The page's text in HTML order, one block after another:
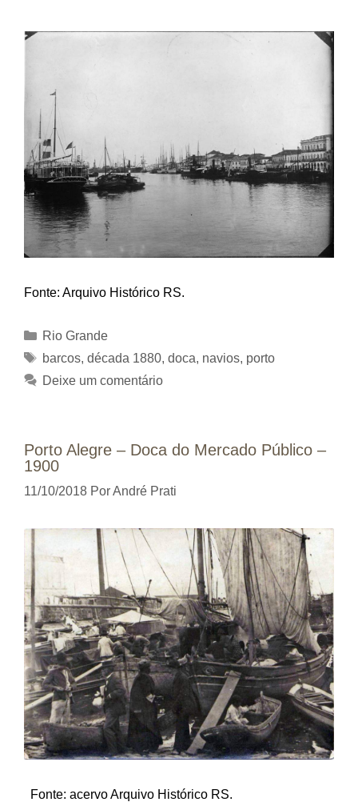
Fonte: Arquivo Histórico RS.
Categorias
Rio Grande
Tags
barcos, década 1880, doca, navios, porto
Deixe um comentário
Porto Alegre – Doca do Mercado Público –
1900
11/10/2018 PorAndré Prati
Fonte: acervo Arquivo Histórico RS.